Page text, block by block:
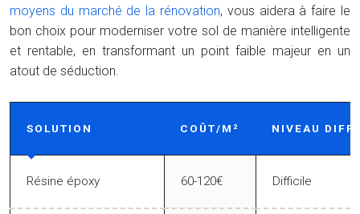
moyens du marché de la rénovation, vous aidera à faire le
bon choix pour moderniser votre sol de manière intelligente
et rentable, en transformant un point faible majeur en un
atout de séduction.
SOLUTION COÛT/M² NIVEAU
Résine époxy 60-120€ Difficile